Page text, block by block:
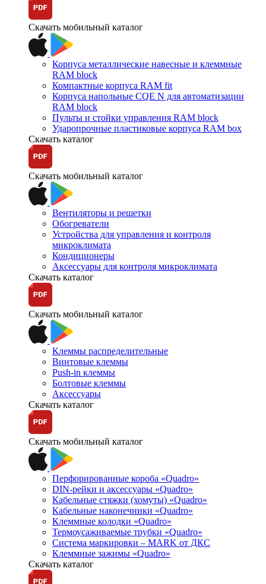
Скачать мобильный каталог
Корпуса металлические навесные и клеммные
RAM block
Компактные корпуса RAM fit
Корпуса напольные CQE N для автоматизации
RAM block
Пульты и стойки управления RAM block
Ударопрочные пластиковые корпуса RAM box
Скачать каталог
Скачать мобильный каталог
Вентиляторы и решетки
Обогреватели
Устройства для управления и контроля
микроклимата
Кондиционеры
Аксессуары для контроля микроклимата
Скачать каталог
Скачать мобильный каталог
Клеммы распределительные
Винтовые клеммы
Push-in клеммы
Болтовые клеммы
Аксессуары
Скачать каталог
Скачать мобильный каталог
Перфорированные короба «Quadro»
DIN-рейки и аксессуары «Quadro»
Кабельные стяжки (хомуты) «Quadro»
Кабельные наконечники «Quadro»
Клеммные колодки «Quadro»
Термоусаживаемые трубки «Quadro»
Система маркировки – MARK от ДКС
Клеммные зажимы «Quadro»
Скачать каталог